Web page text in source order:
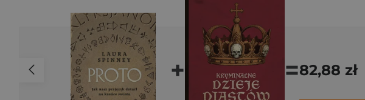
+ =82,88 zł